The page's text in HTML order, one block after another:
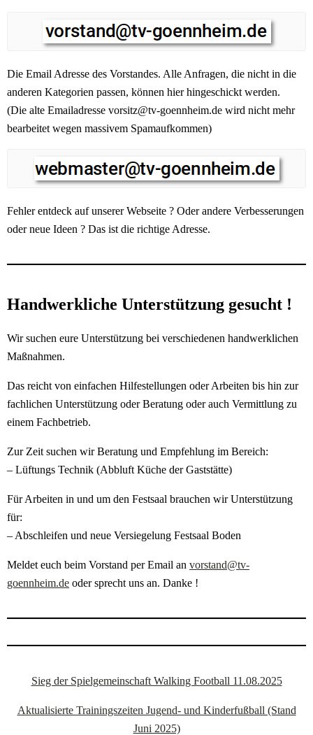
Die Email Adresse des Vorstandes. Alle Anfragen, die nicht in die
anderen Kategorien passen, können hier hingeschickt werden.
(Die alte Emailadresse vorsitz@tv-goennheim.de wird nicht mehr
bearbeitet wegen massivem Spamaufkommen)
Fehler entdeck auf unserer Webseite ? Oder andere Verbesserungen
oder neue Ideen ? Das ist die richtige Adresse.
Handwerkliche Unterstützung gesucht !
Wir suchen eure Unterstützung bei verschiedenen handwerklichen
Maßnahmen.
Das reicht von einfachen Hilfestellungen oder Arbeiten bis hin zur
fachlichen Unterstützung oder Beratung oder auch Vermittlung zu
einem Fachbetrieb.
Zur Zeit suchen wir Beratung und Empfehlung im Bereich:
– Lüftungs Technik (Abbluft Küche der Gaststätte)
Für Arbeiten in und um den Festsaal brauchen wir Unterstützung
für:
– Abschleifen und neue Versiegelung Festsaal Boden
Meldet euch beim Vorstand per Email an vorstand@tv-
goennheim.de oder sprecht uns an. Danke !
Sieg der Spielgemeinschaft Walking Football 11.08.2025
Aktualisierte Trainingszeiten Jugend- und Kinderfußball (Stand
Juni 2025)